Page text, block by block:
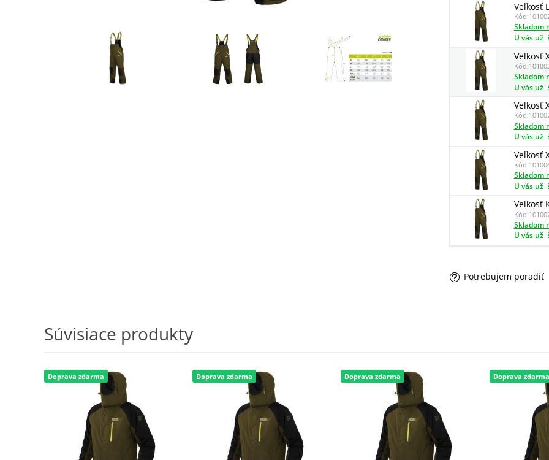
Veľkosť L
Kód:
Skladom
U vás už
Veľkosť
Kód:
Skladom
U vás už
Veľkosť
Kód:
Skladom
U vás už
Veľkosť
Kód:
Skladom
U vás už
Veľkosť
Kód:
Skladom
U vás už
Potrebujem poradiť
Súvisiace produkty
Doprava zdarma Doprava zdarma Doprava zdarma Doprava zdarma